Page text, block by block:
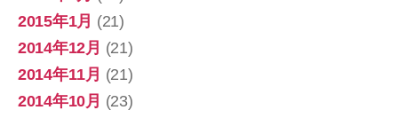
2015年1月 (21)
2014年12月 (21)
2014年11月 (21)
2014年10月 (23)